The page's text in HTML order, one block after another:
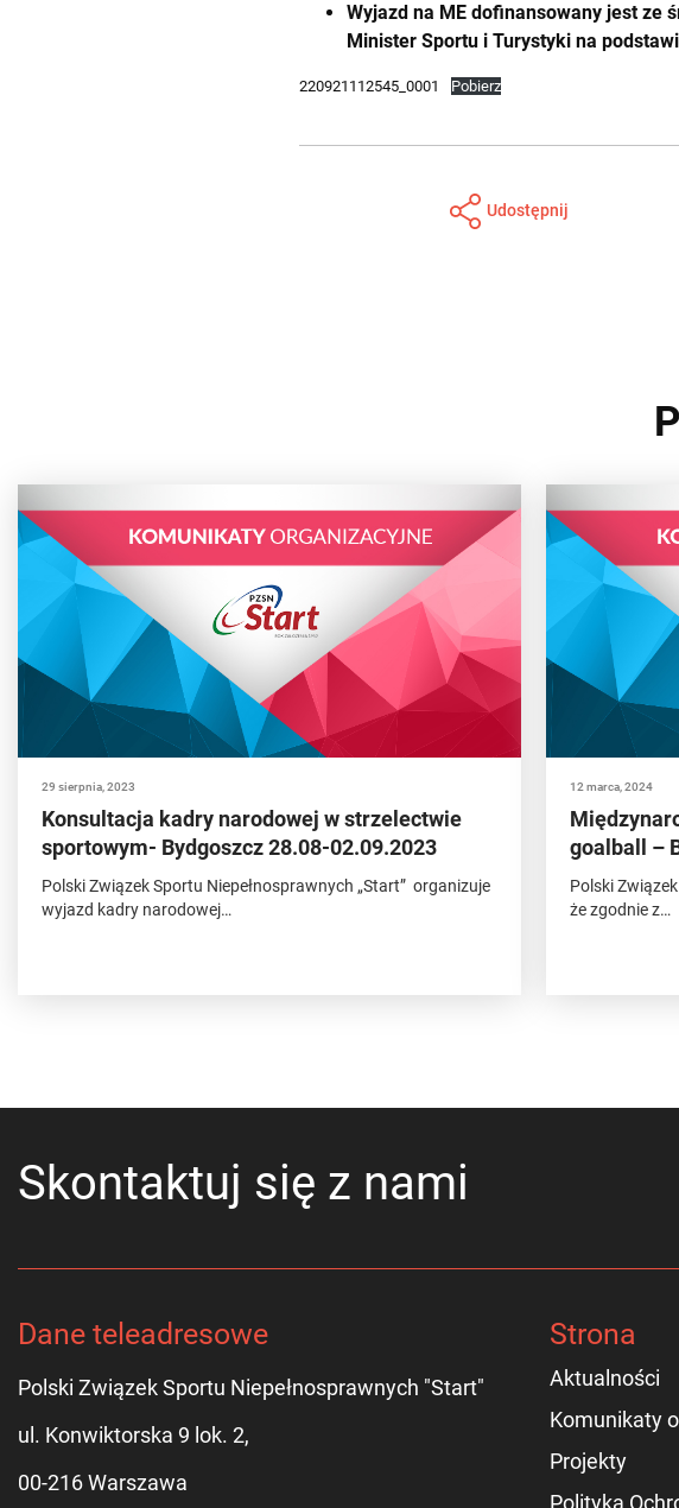
Wyjazd na ME dofinansowany jest ze
Minister Sportu i Turystyki na
220921112545_0001 Pobierz
Udostępnij
29 sierpnia, 2023
Konsultacja kadry narodowej w strzelectwie
sportowym- Bydgoszcz 28.08-02.09.2023
Polski Związek Sportu Niepełnosprawnych „Start” organizuje
wyjazd kadry narodowej…
12 marca, 2024
goalball –
Polski
że zgodnie z…
Skontaktuj się z nami
Dane teleadresowe
Polski Związek Sportu Niepełnosprawnych "Start"
ul. Konwiktorska 9 lok. 2,
00-216 Warszawa
Strona
Aktualności
Komunikaty
Projekty
Polityka